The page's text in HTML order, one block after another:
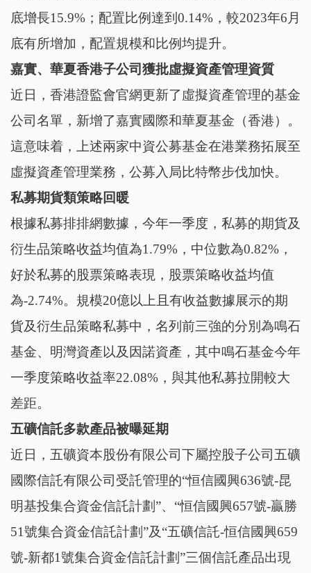
底增長15.9%；配置比例達到0.14%，較2023年6月
底有所增加，配置規模和比例均提升。
嘉實、華夏香港子公司獲批虛擬資產管理資質
近日，香港證監會官網更新了虛擬資產管理的基金
公司名單，新增了嘉實國際和華夏基金（香港）。
這意味着，上述兩家中資公募基金在港業務拓展至
虛擬資產管理業務，公募入局比特幣步伐加快。
私募期貨類策略回暖
根據私募排排網數據，今年一季度，私募的期貨及
衍生品策略收益均值為1.79%，中位數為0.82%，
好於私募的股票策略表現，股票策略收益均值
為-2.74%。規模20億以上且有收益數據展示的期
貨及衍生品策略私募中，名列前三強的分別為鳴石
基金、明灣資產以及因諾資產，其中鳴石基金今年
一季度策略收益率22.08%，與其他私募拉開較大
差距。
五礦信託多款產品被曝延期
近日，五礦資本股份有限公司下屬控股子公司五礦
國際信託有限公司受託管理的“恒信國興636號-昆
明基投集合資金信託計劃”、“恒信國興657號-贏勝
51號集合資金信託計劃”及“五礦信託-恒信國興659
號-新都1號集合資金信託計劃”三個信託產品出現